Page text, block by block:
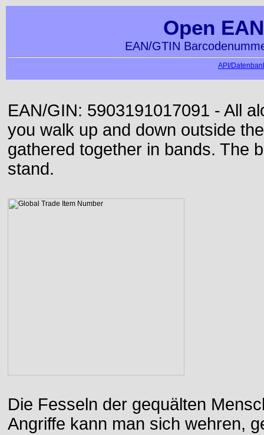
Open
EAN/GTIN
API/
EAN/GIN: 5903191017091 - All
you walk up and down outside
gathered together in bands. The
stand.
Die Fesseln der gequälten
Angriffe kann man sich wehren,